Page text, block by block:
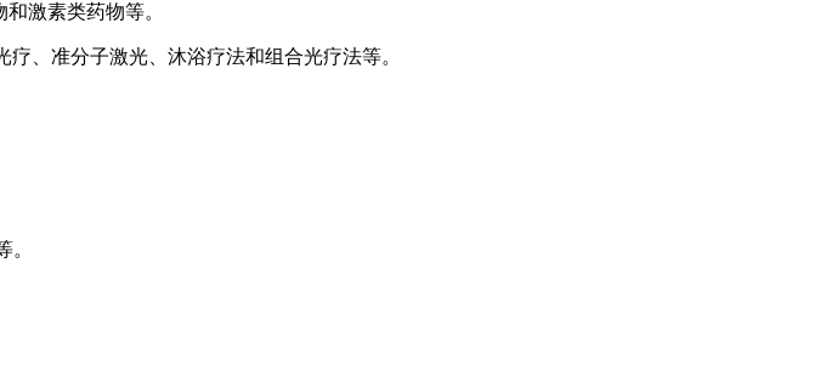
激素类药物等。
、准分子激光、沐浴疗法和组合光疗法等。